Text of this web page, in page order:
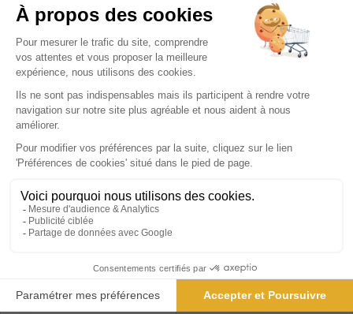
Ajouter au panier Ajouter au panier
Alsace
DNA, Ed. Strasbourg